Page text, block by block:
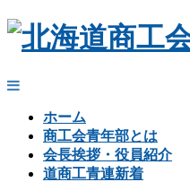
ホーム
商工会青年部とは
会長挨拶・役員紹介
道商工青連新着